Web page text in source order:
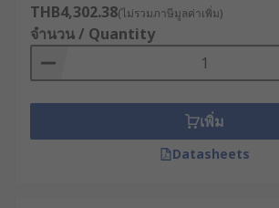
THB4,302.38(ไม่รวมภาษีมูลค่าเพิ่ม)
จำนวน / Quantity
เพิ่ม
Datasheets